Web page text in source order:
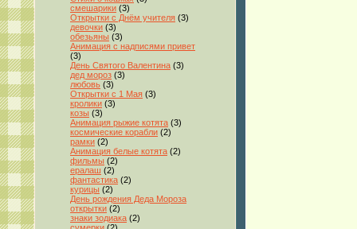
смешарики (3)
Открытки с Днём учителя (3)
девочки (3)
обезьяны (3)
Анимация с надписями привет
(3)
День Святого Валентина (3)
дед мороз (3)
любовь (3)
Открытки с 1 Мая (3)
кролики (3)
козы (3)
Анимация рыжие котята (3)
космические корабли (2)
рамки (2)
Анимация белые котята (2)
фильмы (2)
ералаш (2)
фантастика (2)
курицы (2)
День рождения Деда Мороза
открытки (2)
знаки зодиака (2)